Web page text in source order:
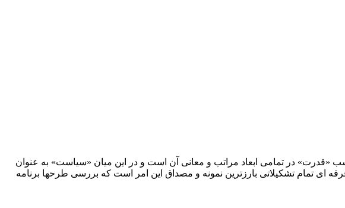
در تمامی ابعاد مراتب و معانی آن است و در این میان «سیاست» به عنوان
ای تمام تشکیلاتی بارزترین نمونه و مصداق این امر است که بررسی طرحها برنامه